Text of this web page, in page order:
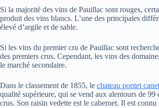
Si la majorité des vins de Pauillac sont rouges,
produit des vins blancs. L’une des principales
élevé d’argile et de sable.
Si les vins du premier cru de Pauillac sont
des premiers crus. Cependant, les vins des
le marché secondaire.
Dans le classement de 1855, le chateau pontet canet
qualité supérieure, qui se vend aux alentours de
crus. Son raisin vedette est le cabernet. Il est